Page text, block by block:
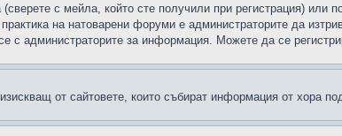
с мейла, който сте получили при регистрация) или
на натоварени форуми е администраторите да
администраторите за информация. Можете да се
от сайтовете, които събират информация от хора